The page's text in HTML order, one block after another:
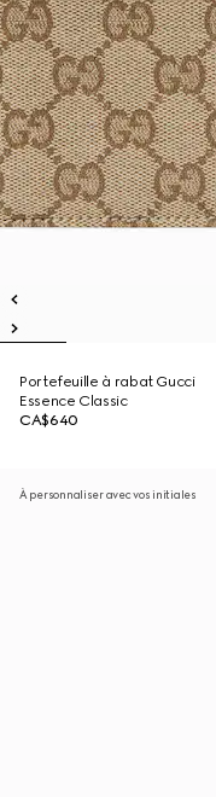
Portefeuille à rabat Gucci
Essence Classic
CA$640
À personnaliser avec vos initiales